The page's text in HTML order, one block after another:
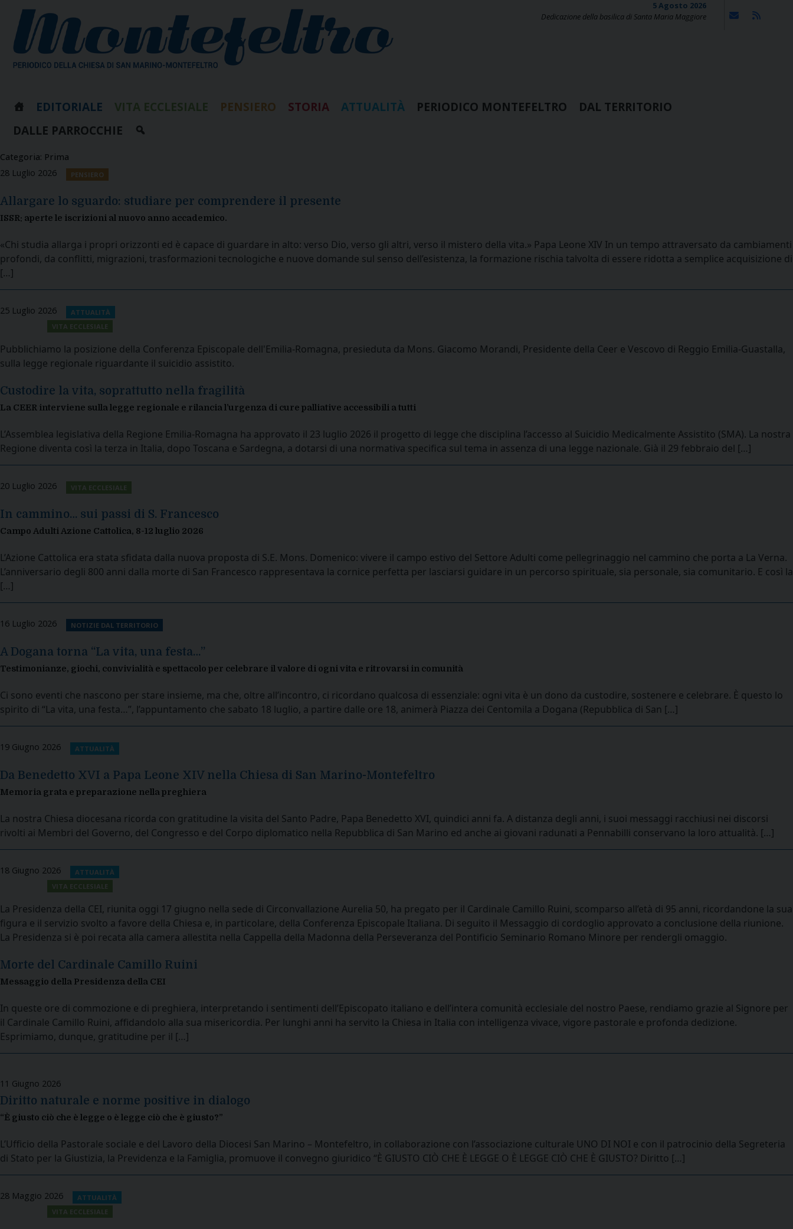
content
5 Agosto 2026
Dedicazione della basilica di Santa Maria Maggiore
EDITORIALE VITA ECCLESIALE PENSIERO STORIA ATTUALITÀ PERIODICO MONTEFELTRO
DAL TERRITORIO
DALLE PARROCCHIE
Categoria: Prima
28 Luglio 2026
PENSIERO
Allargare lo sguardo: studiare per comprendere il presente
ISSR: aperte le iscrizioni al nuovo anno accademico.
«Chi studia allarga i propri orizzonti ed è capace di guardare in alto: verso Dio, verso gli altri, verso il mistero della vita.» Papa Leone XIV In un tempo attraversato da cambiamenti
profondi, da conflitti, migrazioni, trasformazioni tecnologiche e nuove domande sul senso dell’esistenza, la formazione rischia talvolta di essere ridotta a semplice acquisizione di
[…]
25 Luglio 2026
ATTUALITÀ
VITA ECCLESIALE
Pubblichiamo la posizione della Conferenza Episcopale dell'Emilia-Romagna, presieduta da Mons. Giacomo Morandi, Presidente della Ceer e Vescovo di Reggio Emilia-Guastalla,
sulla legge regionale riguardante il suicidio assistito.
Custodire la vita, soprattutto nella fragilità
La CEER interviene sulla legge regionale e rilancia l’urgenza di cure palliative accessibili a tutti
L’Assemblea legislativa della Regione Emilia-Romagna ha approvato il 23 luglio 2026 il progetto di legge che disciplina l’accesso al Suicidio Medicalmente Assistito (SMA). La nostra
Regione diventa così la terza in Italia, dopo Toscana e Sardegna, a dotarsi di una normativa specifica sul tema in assenza di una legge nazionale. Già il 29 febbraio del […]
20 Luglio 2026 VITA ECCLESIALE
In cammino… sui passi di S. Francesco
Campo Adulti Azione Cattolica, 8-12 luglio 2026
L’Azione Cattolica era stata sfidata dalla nuova proposta di S.E. Mons. Domenico: vivere il campo estivo del Settore Adulti come pellegrinaggio nel cammino che porta a La Verna.
L’anniversario degli 800 anni dalla morte di San Francesco rappresentava la cornice perfetta per lasciarsi guidare in un percorso spirituale, sia personale, sia comunitario. E così la
[…]
16 Luglio 2026 NOTIZIE DAL TERRITORIO
A Dogana torna “La vita, una festa…”
Testimonianze, giochi, convivialità e spettacolo per celebrare il valore di ogni vita e ritrovarsi in comunità
Ci sono eventi che nascono per stare insieme, ma che, oltre all’incontro, ci ricordano qualcosa di essenziale: ogni vita è un dono da custodire, sostenere e celebrare. È questo lo
spirito di “La vita, una festa…”, l’appuntamento che sabato 18 luglio, a partire dalle ore 18, animerà Piazza dei Centomila a Dogana (Repubblica di San […]
19 Giugno 2026 ATTUALITÀ
Da Benedetto XVI a Papa Leone XIV nella Chiesa di San Marino-Montefeltro
Memoria grata e preparazione nella preghiera
La nostra Chiesa diocesana ricorda con gratitudine la visita del Santo Padre, Papa Benedetto XVI, quindici anni fa. A distanza degli anni, i suoi messaggi racchiusi nei discorsi
rivolti ai Membri del Governo, del Congresso e del Corpo diplomatico nella Repubblica di San Marino ed anche ai giovani radunati a Pennabilli conservano la loro attualità. […]
18 Giugno 2026
ATTUALITÀ
VITA ECCLESIALE
La Presidenza della CEI, riunita oggi 17 giugno nella sede di Circonvallazione Aurelia 50, ha pregato per il Cardinale Camillo Ruini, scomparso all’età di 95 anni, ricordandone la sua
figura e il servizio svolto a favore della Chiesa e, in particolare, della Conferenza Episcopale Italiana. Di seguito il Messaggio di cordoglio approvato a conclusione della riunione.
La Presidenza si è poi recata alla camera allestita nella Cappella della Madonna della Perseveranza del Pontificio Seminario Romano Minore per rendergli omaggio.
Morte del Cardinale Camillo Ruini
Messaggio della Presidenza della CEI
In queste ore di commozione e di preghiera, interpretando i sentimenti dell’Episcopato italiano e dell’intera comunità ecclesiale del nostro Paese, rendiamo grazie al Signore per
il Cardinale Camillo Ruini, affidandolo alla sua misericordia. Per lunghi anni ha servito la Chiesa in Italia con intelligenza vivace, vigore pastorale e profonda dedizione.
Esprimiamo, dunque, gratitudine per il […]
11 Giugno 2026
Diritto naturale e norme positive in dialogo
“È giusto ciò che è legge o è legge ciò che è giusto?”
L’Ufficio della Pastorale sociale e del Lavoro della Diocesi San Marino – Montefeltro, in collaborazione con l’associazione culturale UNO DI NOI e con il patrocinio della Segreteria
di Stato per la Giustizia, la Previdenza e la Famiglia, promuove il convegno giuridico “È GIUSTO CIÒ CHE È LEGGE O È LEGGE CIÒ CHE È GIUSTO? Diritto […]
28 Maggio 2026
ATTUALITÀ
VITA ECCLESIALE